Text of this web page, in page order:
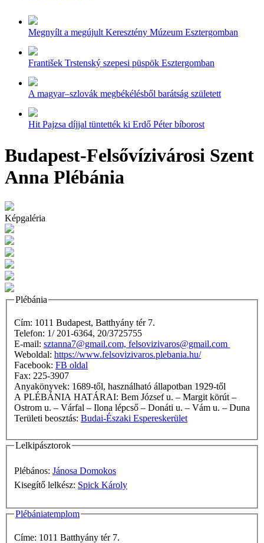
Megnyílt a megújult Keresztény Múzeum Esztergomban
František Trstenský szepesi püspök Esztergomban
A magyar–szlovák megbékélésből barátság született
Hit Pajzsa díjjal tüntették ki Erdő Péter bíborost
Budapest-Felsővízivárosi Szent
Anna Plébánia
Képgaléria
Plébánia
Cím: 1011 Budapest, Batthyány tér 7.
Telefon: 1/ 201-6364, 20/3725755
E-mail: sztanna7@gmail.com, felsovizivaros@gmail.com
Weboldal: https://www.felsovizivaros.plebania.hu/
Facebook: FB oldal
Fax: 225-3907
Anyakönyvek: 1689-től, használható állapotban 1929-től
A PLÉBÁNIA HATÁRAI: Bem József u. – Margit körút –
Ostrom u. – Várfal – Ilona lépcső – Donáti u. – Vám u. – Duna
Területi beosztás: Budai-Északi Espereskerület
Lelkipásztorok
Plébános: Jánosa Domokos
Kisegítő lelkész: Spick Károly
Plébániatemplom
Címe: 1011 Batthyány tér 7.